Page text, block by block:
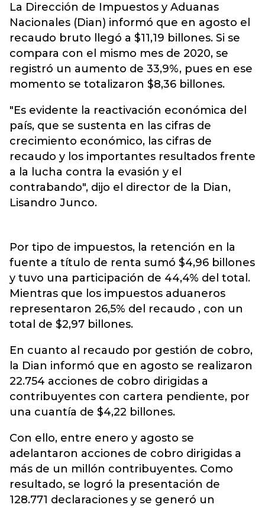
La Dirección de Impuestos y Aduanas
Nacionales (Dian) informó que en agosto el
recaudo bruto llegó a $11,19 billones. Si se
compara con el mismo mes de 2020, se
registró un aumento de 33,9%, pues en ese
momento se totalizaron $8,36 billones.
"Es evidente la reactivación económica del
país, que se sustenta en las cifras de
crecimiento económico, las cifras de
recaudo y los importantes resultados frente
a la lucha contra la evasión y el
contrabando", dijo el director de la Dian,
Lisandro Junco.
Por tipo de impuestos, la retención en la
fuente a título de renta sumó $4,96 billones
y tuvo una participación de 44,4% del total.
Mientras que los impuestos aduaneros
representaron 26,5% del recaudo , con un
total de $2,97 billones.
En cuanto al recaudo por gestión de cobro,
la Dian informó que en agosto se realizaron
22.754 acciones de cobro dirigidas a
contribuyentes con cartera pendiente, por
una cuantía de $4,22 billones.
Con ello, entre enero y agosto se
adelantaron acciones de cobro dirigidas a
más de un millón contribuyentes. Como
resultado, se logró la presentación de
128.771 declaraciones y se generó un